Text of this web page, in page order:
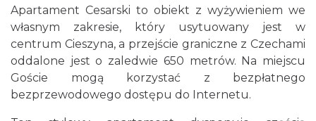
Apartament Cesarski to obiekt z wyżywieniem we
własnym zakresie, który usytuowany jest w
centrum Cieszyna, a przejście graniczne z Czechami
oddalone jest o zaledwie 650 metrów. Na miejscu
Goście mogą korzystać z bezpłatnego
bezprzewodowego dostępu do Internetu.